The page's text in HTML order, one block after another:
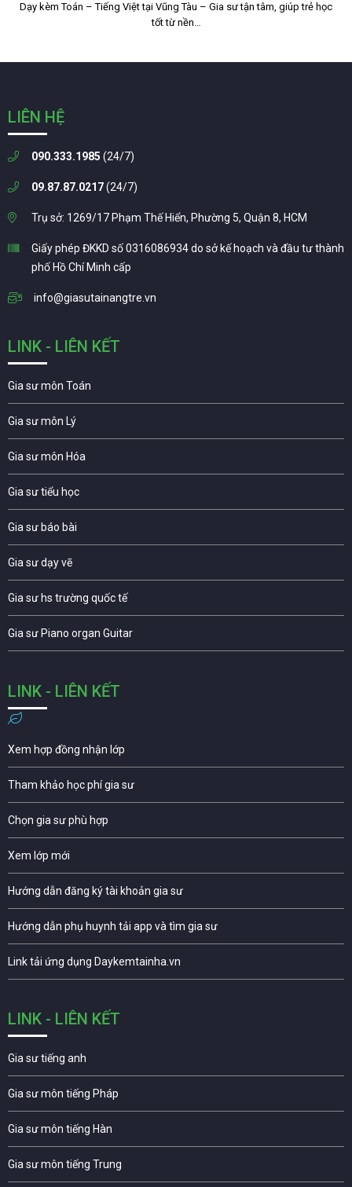
Dạy kèm Toán – Tiếng Việt tại Vũng Tàu – Gia sư tận tâm, giúp trẻ học
tốt từ nền…
LIÊN HỆ
090.333.1985 (24/7)
09.87.87.0217(24/7)
Trụ sở: 1269/17 Phạm Thế Hiển, Phường 5, Quận 8, HCM
Giấy phép ĐKKD số 0316086934 do sở kế hoạch và đầu tư thành
phố Hồ Chí Minh cấp
info@giasutainangtre.vn
LINK - LIÊN KẾT
Gia sư môn Toán
Gia sư môn Lý
Gia sư môn Hóa
Gia sư tiểu học
Gia sư báo bài
Gia sư dạy vẽ
Gia sư hs trường quốc tế
Gia sư Piano organ Guitar
LINK - LIÊN KẾT
Xem hợp đồng nhận lớp
Tham khảo học phí gia sư
Chọn gia sư phù hợp
Xem lớp mới
Hướng dẫn đăng ký tài khoản gia sư
Hướng dẫn phụ huynh tải app và tìm gia sư
Link tải ứng dụng Daykemtainha.vn
LINK - LIÊN KẾT
Gia sư tiếng anh
Gia sư môn tiếng Pháp
Gia sư môn tiếng Hàn
Gia sư môn tiếng Trung